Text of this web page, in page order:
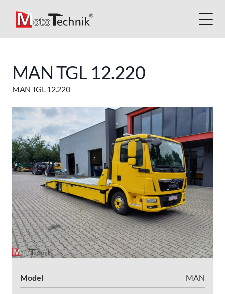
MAN TGL 12.220
MAN TGL 12.220
Model MAN